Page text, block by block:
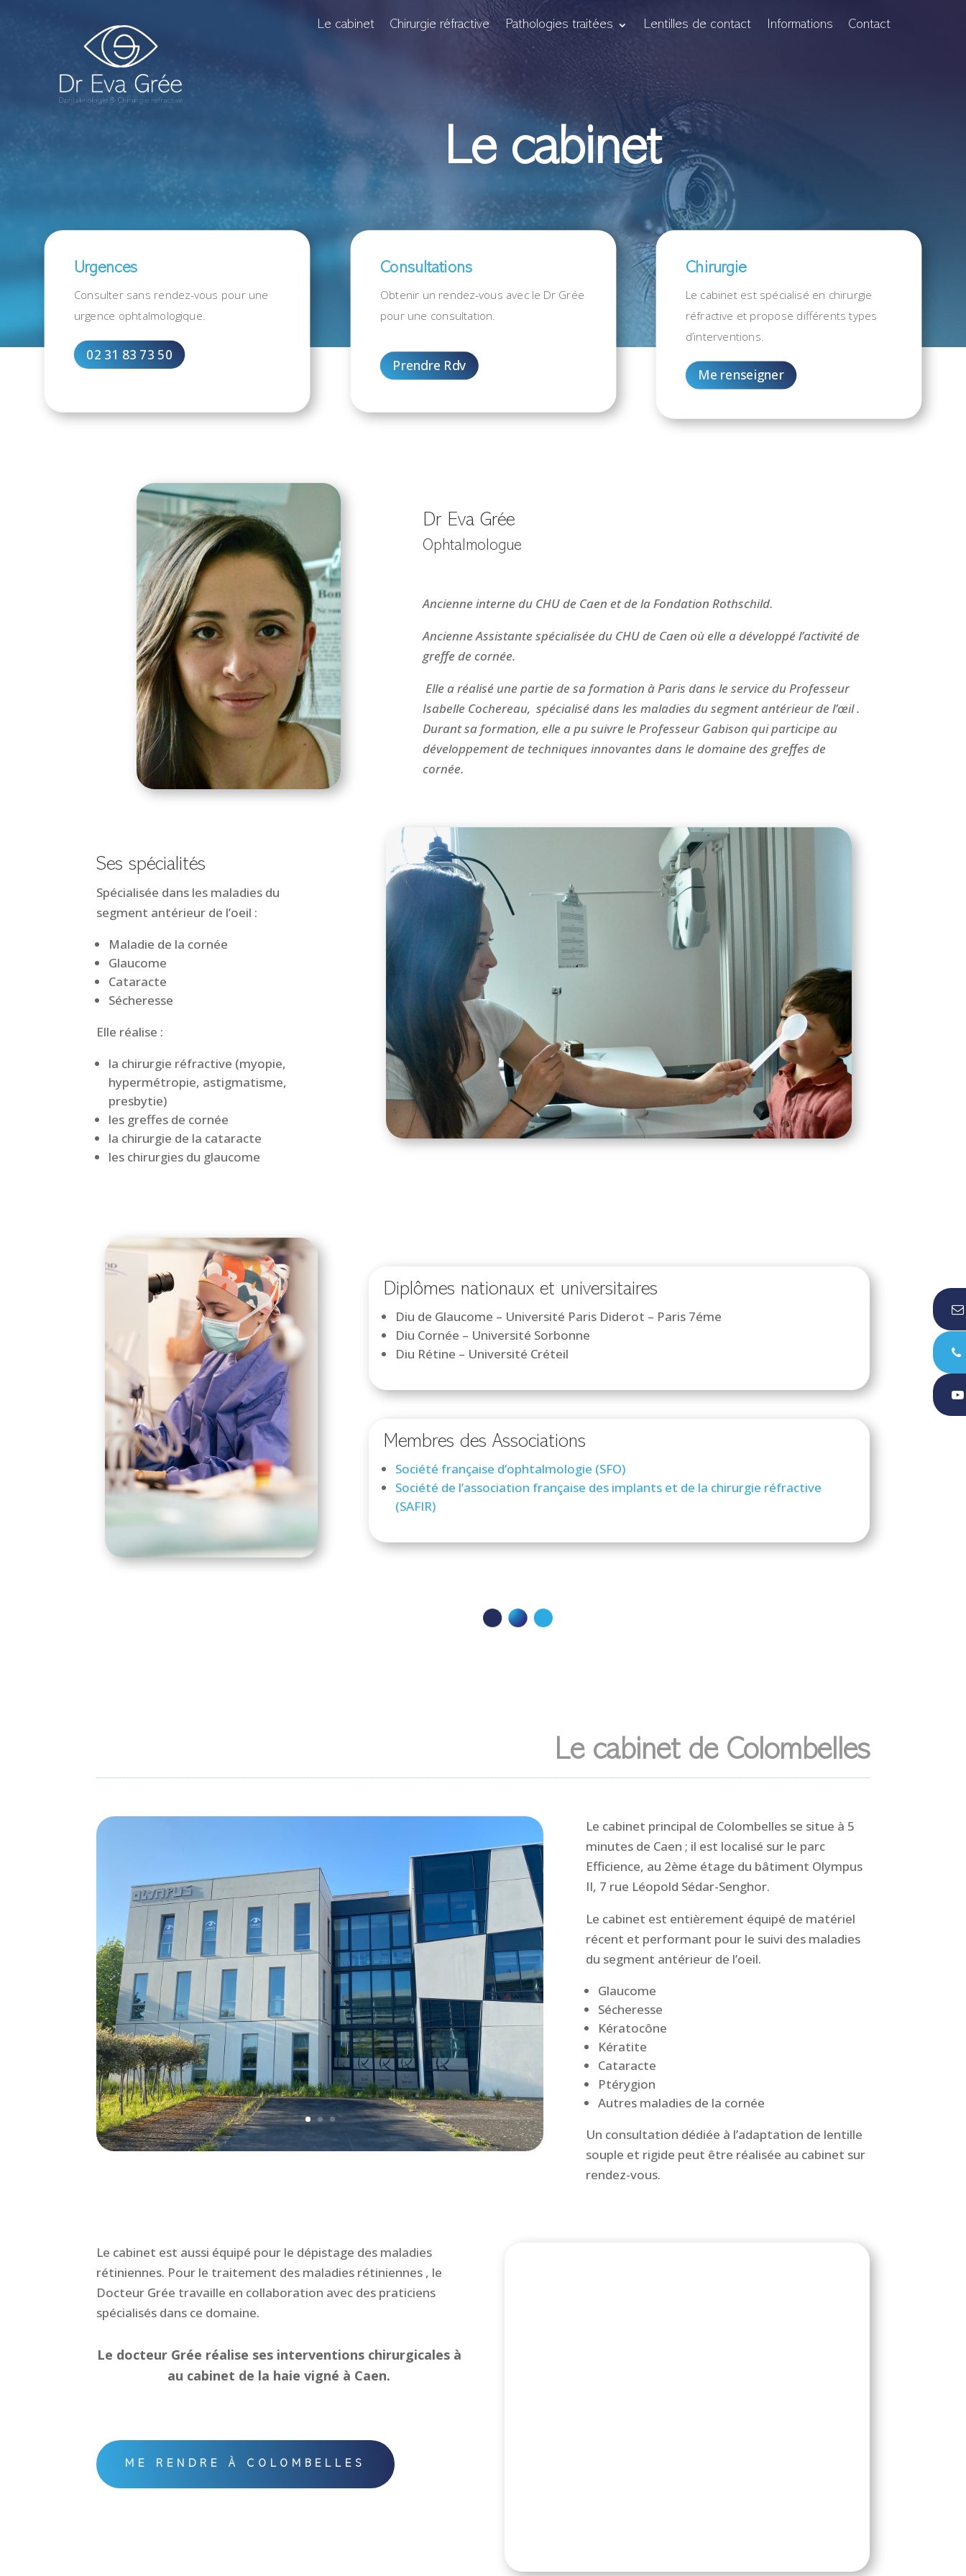
Le cabinet Chirurgie réfractive Pathologies traitées Lentilles de contact Informations Contact
Le cabinet
Urgences
Consulter sans rendez-vous pour une
urgence ophtalmologique.
02 31 83 73 50
Consultations
Obtenir un rendez-vous avec le Dr Grée
pour une consultation.
Prendre Rdv
Chirurgie
Le cabinet est spécialisé en chirurgie
réfractive et propose différents types
d’interventions.
Me renseigner
Dr Eva Grée
Ophtalmologue
Ancienne interne du CHU de Caen et de la Fondation Rothschild.
Ancienne Assistante spécialisée du CHU de Caen où elle a développé l’activité de
greffe de cornée.
Elle a réalisé une partie de sa formation à Paris dans le service du Professeur
Isabelle Cochereau, spécialisé dans les maladies du segment antérieur de l’œil .
Durant sa formation, elle a pu suivre le Professeur Gabison qui participe au
développement de techniques innovantes dans le domaine des greffes de
cornée.
Ses spécialités
Spécialisée dans les maladies du
segment antérieur de l’oeil :
Maladie de la cornée
Glaucome
Cataracte
Sécheresse
Elle réalise :
la chirurgie réfractive (myopie,
hypermétropie, astigmatisme,
presbytie)
les greffes de cornée
la chirurgie de la cataracte
les chirurgies du glaucome
Diplômes nationaux et universitaires
Diu de Glaucome – Université Paris Diderot – Paris 7éme
Diu Cornée – Université Sorbonne
Diu Rétine – Université Créteil
Membres des Associations
Société française d’ophtalmologie (SFO)
Société de l’association française des implants et de la chirurgie réfractive
(SAFIR)
Le cabinet de Colombelles
Le cabinet principal de Colombelles se situe à 5
minutes de Caen ; il est localisé sur le parc
Efficience, au 2ème étage du bâtiment Olympus
II, 7 rue Léopold Sédar-Senghor.
Le cabinet est entièrement équipé de matériel
récent et performant pour le suivi des maladies
du segment antérieur de l’oeil.
Glaucome
Sécheresse
Kératocône
Kératite
Cataracte
Ptérygion
Autres maladies de la cornée
Un consultation dédiée à l’adaptation de lentille
souple et rigide peut être réalisée au cabinet sur
rendez-vous.
Le cabinet est aussi équipé pour le dépistage des maladies
rétiniennes. Pour le traitement des maladies rétiniennes , le
Docteur Grée travaille en collaboration avec des praticiens
spécialisés dans ce domaine.
Le docteur Grée réalise ses interventions chirurgicales à
au cabinet de la haie vigné à Caen.
ME RENDRE À COLOMBELLES